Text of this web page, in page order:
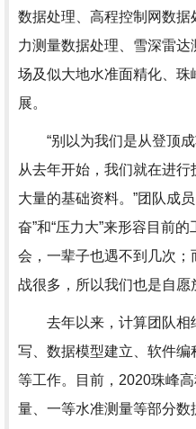
数据处理、高程控制网数
力测量数据处理、雪深雷
场及似大地水准面精化、
展。
“别以为我们是从登顶成
从去年开始，我们就在进
大量的基础资料。”团队成
奋”和“压力大”来形容目前
会，一辈子也遇不到几次
战很多，所以我们也是自愿
去年以来，计算团队相
写、数据模型建立、软件
等工作。目前，2020珠峰
量、一等水准测量等部分